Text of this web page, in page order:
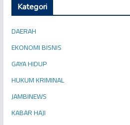
Kategori
DAERAH
EKONOMI BISNIS
GAYA HIDUP
HUKUM KRIMINAL
JAMBINEWS
KABAR HAJI